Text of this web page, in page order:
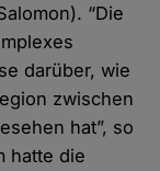
“Die
darüber, wie
zwischen
hat”, so
hatte die